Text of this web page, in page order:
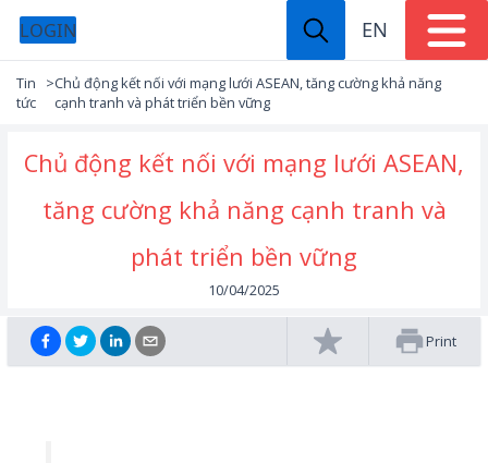
LOGIN EN
Tin
tức
>Chủ động kết nối với mạng lưới ASEAN, tăng cường khả năng
cạnh tranh và phát triển bền vững
Chủ động kết nối với mạng lưới ASEAN,
tăng cường khả năng cạnh tranh và
phát triển bền vững
10/04/2025
Print